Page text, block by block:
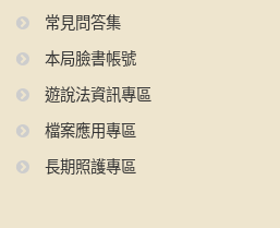
常見問答集
本局臉書帳號
遊說法資訊專區
檔案應用專區
長期照護專區